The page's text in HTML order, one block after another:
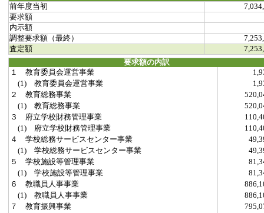
前年度当初
要求額
内示額
調整要求額（最終）
査定額
要求額の内訳
１ 教育委員会運営事業
(1) 教育委員会運営事業
２ 教育総務事業
(1) 教育総務事業
３ 府立学校財務管理事業
(1) 府立学校財務管理事業
４ 学校総務サービスセンター事業
(1) 学校総務サービスセンター事業
５ 学校施設等管理事業
(1) 学校施設等管理事業
６ 教職員人事事業
(1) 教職員人事事業
７ 教育振興事業